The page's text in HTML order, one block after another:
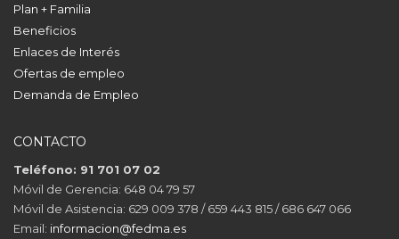
Plan + Familia
Beneficios
Enlaces de Interés
Ofertas de empleo
Demanda de Empleo
CONTACTO
Teléfono: 91 701 07 02
Móvil de Gerencia: 648 04 79 57
Móvil de Asistencia: 629 009 378 / 659 443 815 / 686 647 066
Email: informacion@fedma.es